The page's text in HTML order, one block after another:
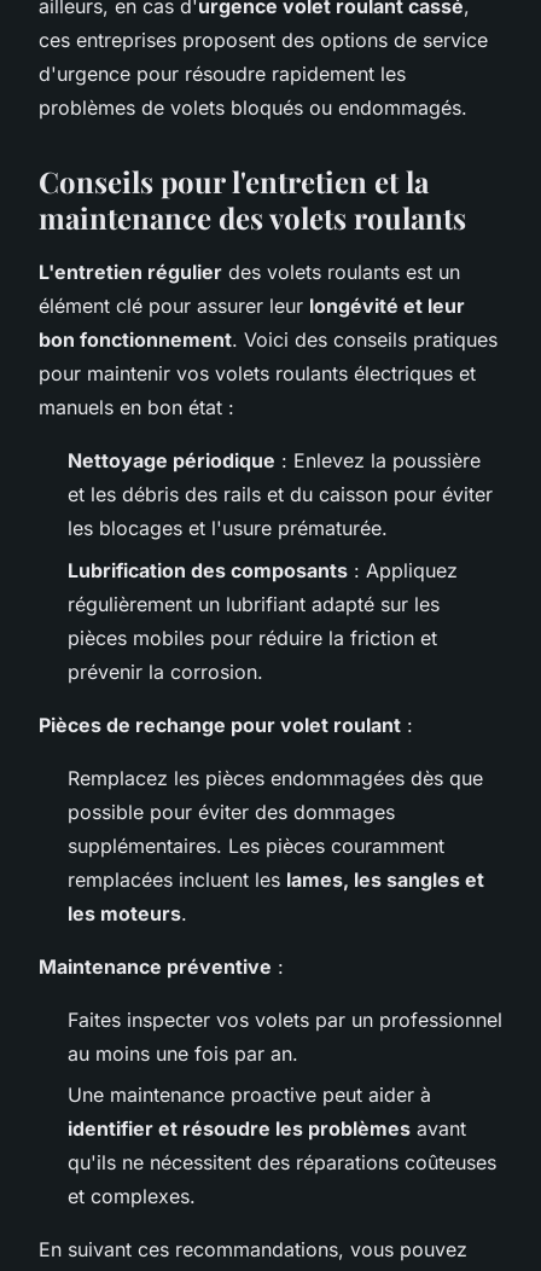
ailleurs, en cas d'urgence volet roulant cassé,
ces entreprises proposent des options de service
d'urgence pour résoudre rapidement les
problèmes de volets bloqués ou endommagés.
Conseils pour l'entretien et la
maintenance des volets roulants
L'entretien régulier des volets roulants est un
élément clé pour assurer leur longévité et leur
bon fonctionnement. Voici des conseils pratiques
pour maintenir vos volets roulants électriques et
manuels en bon état :
Nettoyage périodique : Enlevez la poussière
et les débris des rails et du caisson pour éviter
les blocages et l'usure prématurée.
Lubrification des composants : Appliquez
régulièrement un lubrifiant adapté sur les
pièces mobiles pour réduire la friction et
prévenir la corrosion.
Pièces de rechange pour volet roulant :
Remplacez les pièces endommagées dès que
possible pour éviter des dommages
supplémentaires. Les pièces couramment
remplacées incluent les lames, les sangles et
les moteurs.
Maintenance préventive :
Faites inspecter vos volets par un professionnel
au moins une fois par an.
Une maintenance proactive peut aider à
identifier et résoudre les problèmes avant
qu'ils ne nécessitent des réparations coûteuses
et complexes.
En suivant ces recommandations, vous pouvez